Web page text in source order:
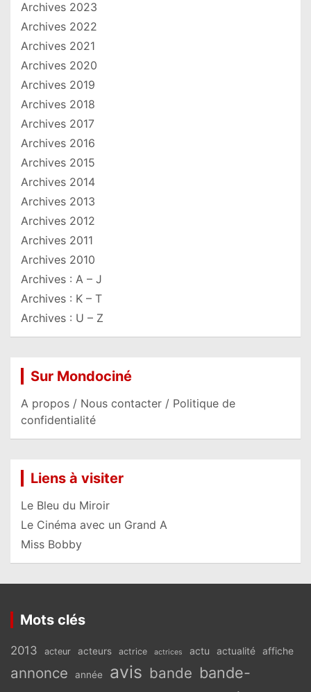
Archives 2023
Archives 2022
Archives 2021
Archives 2020
Archives 2019
Archives 2018
Archives 2017
Archives 2016
Archives 2015
Archives 2014
Archives 2013
Archives 2012
Archives 2011
Archives 2010
Archives : A – J
Archives : K – T
Archives : U – Z
Sur Mondociné
A propos / Nous contacter / Politique de
confidentialité
Liens à visiter
Le Bleu du Miroir
Le Cinéma avec un Grand A
Miss Bobby
Mots clés
2013 acteur acteurs actrice actrices actu actualité affiche
annonce année avis bande bande-